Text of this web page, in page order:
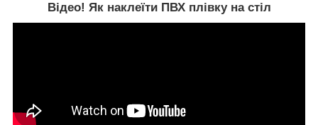
Відео! Як наклеїти ПВХ плівку на стіл